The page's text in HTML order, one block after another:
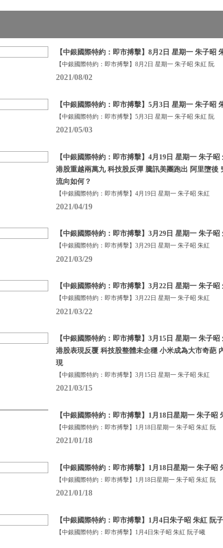
【中銀國際特約：即市搏擊】8月2日 星期一 朱子昭
【中銀國際特約：即市搏擊】8月2日 星期一 朱子昭 朱紅 阮
2021/08/02
【中銀國際特約：即市搏擊】5月3日 星期一 朱子昭
【中銀國際特約：即市搏擊】5月3日 星期一 朱子昭 朱紅 阮
2021/05/03
【中銀國際特約：即市搏擊】4月19日 星期一 朱子昭
港股重越兩萬九 科技股反彈 騰訊美團跑出 阿里墮後
流向如何？
【中銀國際特約：即市搏擊】4月19日 星期一 朱子昭 朱紅
2021/04/19
【中銀國際特約：即市搏擊】3月29日 星期一 朱子昭
【中銀國際特約：即市搏擊】3月29日 星期一 朱子昭 朱紅
2021/03/29
【中銀國際特約：即市搏擊】3月22日 星期一 朱子昭
【中銀國際特約：即市搏擊】3月22日 星期一 朱子昭 朱紅
2021/03/22
【中銀國際特約：即市搏擊】3月15日 星期一 朱子昭
港股表現反覆 科技股整體未企穩 小米成為大市奇葩
現
【中銀國際特約：即市搏擊】3月15日 星期一 朱子昭 朱紅
2021/03/15
【中銀國際特約：即市搏擊】1月18日星期一 朱子昭
【中銀國際特約：即市搏擊】1月18日星期一 朱子昭 朱紅 阮
2021/01/18
【中銀國際特約：即市搏擊】1月18日星期一 朱子昭
【中銀國際特約：即市搏擊】1月18日星期一 朱子昭 朱紅 阮
2021/01/18
【中銀國際特約：即市搏擊】1月4日朱子昭 朱紅 阮
【中銀國際特約：即市搏擊】1月4日朱子昭 朱紅 阮子曦